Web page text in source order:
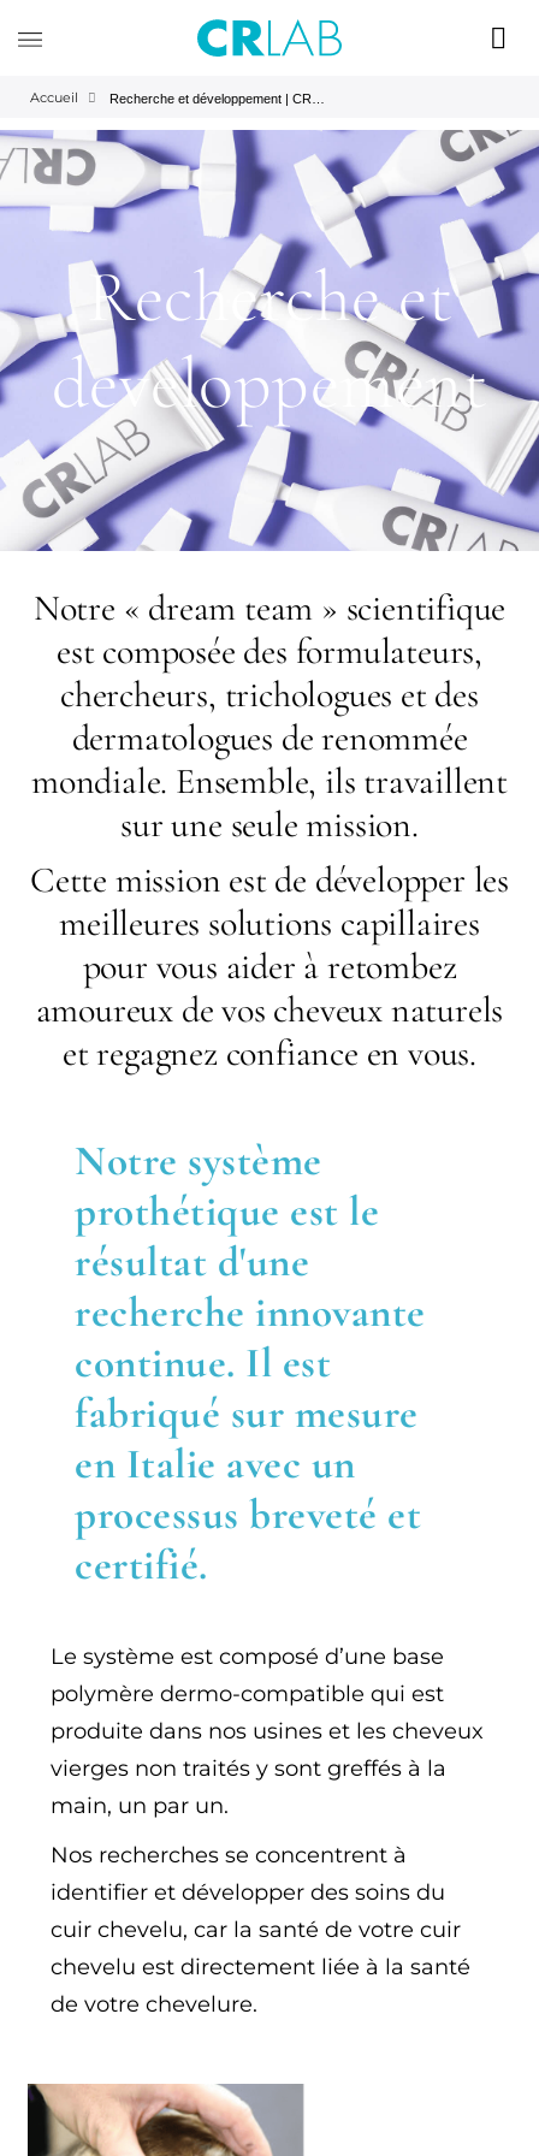
Accueil
Recherche et
developpement
Notre « dream team » scientifique
est composée des formulateurs,
chercheurs, trichologues et des
dermatologues de renommée
mondiale. Ensemble, ils travaillent
sur une seule mission.
Cette mission est de développer les
meilleures solutions capillaires
pour vous aider à retombez
amoureux de vos cheveux naturels
et regagnez confiance en vous.
Notre système
prothétique est le
résultat d'une
recherche innovante
continue. Il est
fabriqué sur mesure
en Italie avec un
processus breveté et
certifié.
Le système est composé d’une base
polymère dermo-compatible qui est
produite dans nos usines et les cheveux
vierges non traités y sont greffés à la
main, un par un.
Nos recherches se concentrent à
identifier et développer des soins du
cuir chevelu, car la santé de votre cuir
chevelu est directement liée à la santé
de votre chevelure.